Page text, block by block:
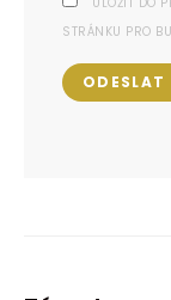
STRÁNKU PRO